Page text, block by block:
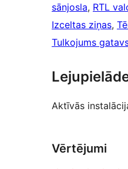
sānjosla, RTL
Izceltas ziņas,
Tulkojums
Aktīvās
Vērtējumi